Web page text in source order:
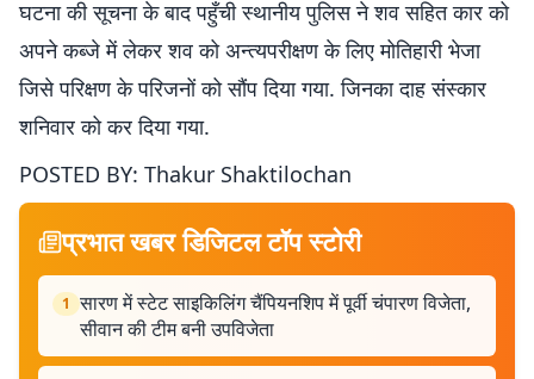
घटना की सूचना के बाद पहुँची स्थानीय पुलिस ने शव सहित कार को
अपने कब्जे में लेकर शव को अन्त्यपरीक्षण के लिए मोतिहारी भेजा
जिसे परिक्षण के परिजनों को सौंप दिया गया. जिनका दाह संस्कार
शनिवार को कर दिया गया.
POSTED BY: Thakur Shaktilochan
प्रभात खबर डिजिटल टॉप स्टोरी
1 सारण में स्टेट साइकिलिंग चैंपियनशिप में पूर्वी चंपारण विजेता,
सीवान की टीम बनी उपविजेता